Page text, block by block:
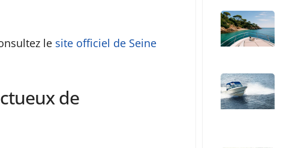
le site officiel de Seine
de